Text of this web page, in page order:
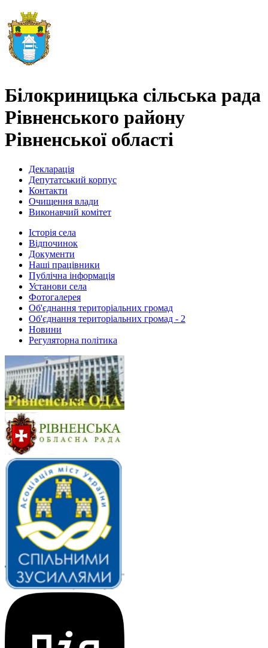
Білокриницька сільська рада
Рівненського району
Рівненської області
Декларація
Депутатський корпус
Контакти
Очищення влади
Виконавчий комітет
Історія села
Відпочинок
Документи
Наші працівники
Публічна інформація
Установи села
Фотогалерея
Об'єднання територіальних громад
Об'єднання територіальних громад - 2
Новини
Регуляторна політика